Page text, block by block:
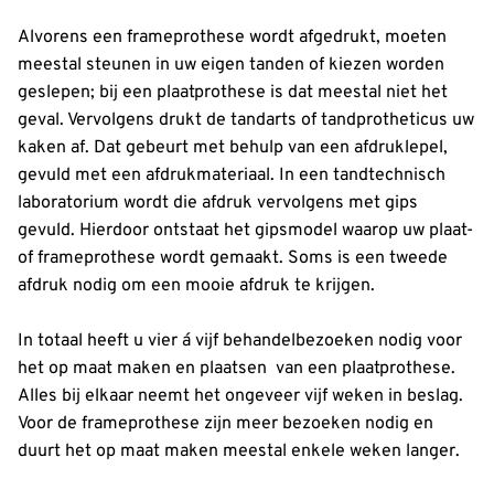
Alvorens een frameprothese wordt afgedrukt, moeten
meestal steunen in uw eigen tanden of kiezen worden
geslepen; bij een plaatprothese is dat meestal niet het
geval. Vervolgens drukt de tandarts of tandprotheticus uw
kaken af. Dat gebeurt met behulp van een afdruklepel,
gevuld met een afdrukmateriaal. In een tandtechnisch
laboratorium wordt die afdruk vervolgens met gips
gevuld. Hierdoor ontstaat het gipsmodel waarop uw plaat-
of frameprothese wordt gemaakt. Soms is een tweede
afdruk nodig om een mooie afdruk te krijgen.
In totaal heeft u vier á vijf behandelbezoeken nodig voor
het op maat maken en plaatsen van een plaatprothese.
Alles bij elkaar neemt het ongeveer vijf weken in beslag.
Voor de frameprothese zijn meer bezoeken nodig en
duurt het op maat maken meestal enkele weken langer.